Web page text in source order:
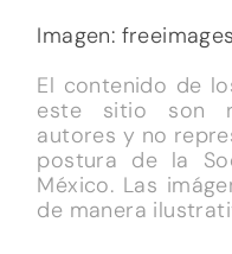
Imagen:
El contenido de
este sitio son
autores y no
postura de la
México. Las
de manera